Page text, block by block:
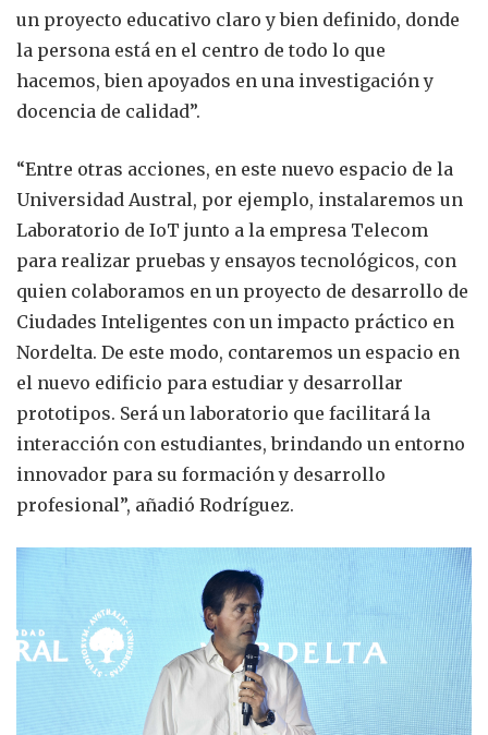
un proyecto educativo claro y bien definido, donde
la persona está en el centro de todo lo que
hacemos, bien apoyados en una investigación y
docencia de calidad”.
“Entre otras acciones, en este nuevo espacio de la
Universidad Austral, por ejemplo, instalaremos un
Laboratorio de IoT junto a la empresa Telecom
para realizar pruebas y ensayos tecnológicos, con
quien colaboramos en un proyecto de desarrollo de
Ciudades Inteligentes con un impacto práctico en
Nordelta. De este modo, contaremos un espacio en
el nuevo edificio para estudiar y desarrollar
prototipos. Será un laboratorio que facilitará la
interacción con estudiantes, brindando un entorno
innovador para su formación y desarrollo
profesional”, añadió Rodríguez.